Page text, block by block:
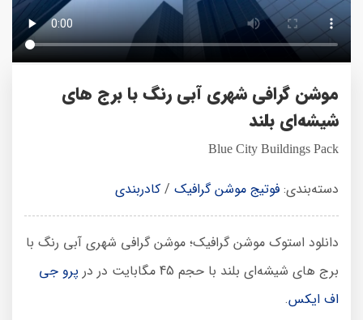
موشن گرافی شهری آبی رنگ با برج های
شیشه‌ای بلند
Blue City Buildings Pack
دسته‌بندی: فوتیج موشن گرافیک / کادربندی
دانلود استوک موشن گرافیک؛ موشن گرافی شهری آبی رنگ با
برج های شیشه‌ای بلند با حجم 45 مگابایت در در
پرو جی
اف ایکس.